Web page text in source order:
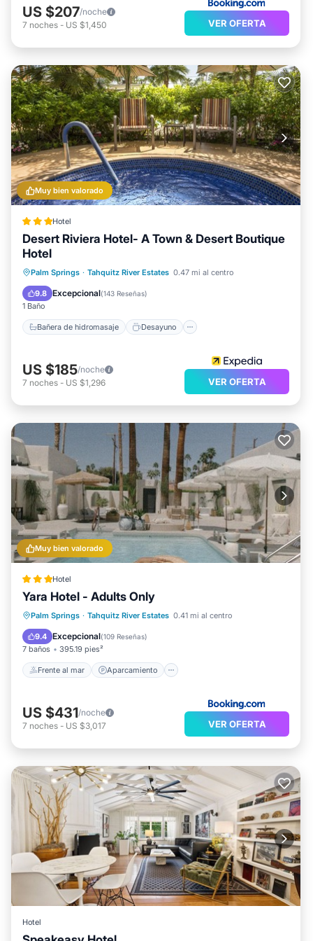
US $207/noche
7 noches - US $1,450 VER OFERTA
Muy bien valorado
Hotel
Desert Riviera Hotel- A Town & Desert Boutique
Hotel
Palm Springs · Tahquitz River Estates 0.47 mi al centro
9.8 Excepcional(143 Reseñas)
1 Baño
Bañera de hidromasaje Desayuno
Bañera de hidromasaje
Desayuno
Aparcamiento
US $185/noche
7 noches - US $1,296 VER OFERTA
Muy bien valorado
Hotel
Yara Hotel - Adults Only
Palm Springs · Tahquitz River Estates 0.41 mi al centro
9.4 Excepcional(109 Reseñas)
7 baños 395.19 pies²
Frente al mar Aparcamiento
Frente al mar Aparcamiento
Piscina
Vista al mar
US $431/noche
7 noches - US $3,017 VER OFERTA
Hotel